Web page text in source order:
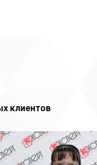
клиентов